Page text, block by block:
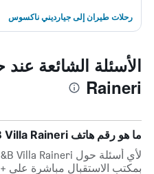
رحلات طيران إلى جيارديني ناكسوس
Raineri
ما هو رقم هاتف B&B Villa Raineri؟
بمكتب الاستقبال مباشرة على +39 366 414 9696.